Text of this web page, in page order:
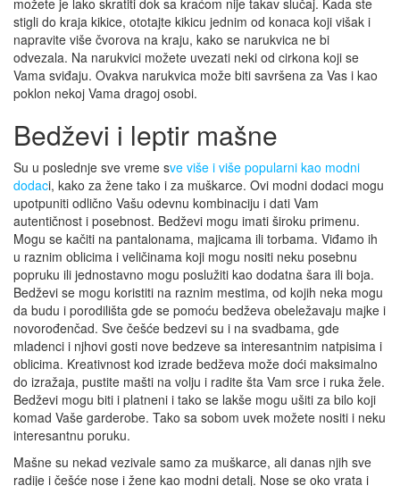
možete je lako skratiti dok sa kraćom nije takav slučaj. Kada ste
stigli do kraja kikice, ototajte kikicu jednim od konaca koji višak i
napravite više čvorova na kraju, kako se narukvica ne bi
odvezala. Na narukvici možete uvezati neki od cirkona koji se
Vama sviđaju. Ovakva narukvica može biti savršena za Vas i kao
poklon nekoj Vama dragoj osobi.
Bedževi i leptir mašne
Su u poslednje sve vreme sve više i više popularni kao modni
dodaci, kako za žene tako i za muškarce. Ovi modni dodaci mogu
upotpuniti odlično Vašu odevnu kombinaciju i dati Vam
autentičnost i posebnost. Bedževi mogu imati široku primenu.
Mogu se kačiti na pantalonama, majicama ili torbama. Viđamo ih
u raznim oblicima i veličinama koji mogu nositi neku posebnu
popruku ili jednostavno mogu poslužiti kao dodatna šara ili boja.
Bedževi se mogu koristiti na raznim mestima, od kojih neka mogu
da budu i porodilišta gde se pomoću bedževa obeležavaju majke i
novorođenčad. Sve češće bedzevi su i na svadbama, gde
mladenci i njhovi gosti nove bedzeve sa interesantnim natpisima i
oblicima. Kreativnost kod izrade bedževa može doći maksimalno
do izražaja, pustite mašti na volju i radite šta Vam srce i ruka žele.
Bedževi mogu biti i platneni i tako se lakše mogu ušiti za bilo koji
komad Vaše garderobe. Tako sa sobom uvek možete nositi i neku
interesantnu poruku.
Mašne su nekad vezivale samo za muškarce, ali danas njih sve
radije i češće nose i žene kao modni detalj. Nose se oko vrata i